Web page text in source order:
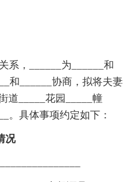
，______为______和
和______协商，拟将夫妻
道_____花园_____幢
。具体事项约定如下：
况